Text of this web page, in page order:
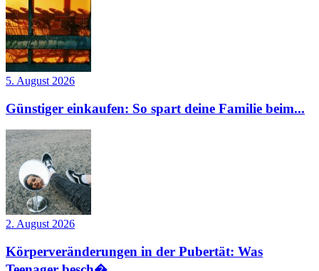
5. August 2026
Günstiger einkaufen: So spart deine Familie beim...
2. August 2026
Körperveränderungen in der Pubertät: Was